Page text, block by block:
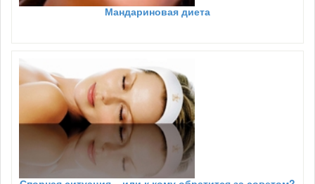
Мандариновая диета